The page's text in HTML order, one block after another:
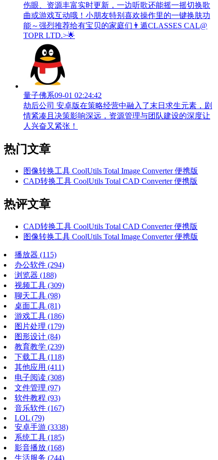
伤眼、资源丰富实时更新，一边听歌还能摇一摇切换歌
曲或游戏互动哦！小朋友特别喜欢操作里的一键换肤功
能～强烈推荐给有宝贝的家庭们👨‍遁️CLASSES CAL@
TOPR LTD.>🌟
量子佛系09-01 02:24:42
劫后公司 安卓版在策略经营中融入了末日求生元素，剧
情紧凑且决策影响深远，资源管理与团队建设的深度让
人兴奋又紧张！
热门文章
图像转换工具 CoolUtils Total Image Converter 便携版
CAD转换工具 CoolUtils Total CAD Converter 便携版
热评文章
CAD转换工具 CoolUtils Total CAD Converter 便携版
图像转换工具 CoolUtils Total Image Converter 便携版
播放器 (115)
办公软件 (294)
浏览器 (188)
视频工具 (309)
聊天工具 (98)
桌面工具 (81)
游戏工具 (186)
图片处理 (179)
图形设计 (84)
教育教学 (239)
下载工具 (118)
其他应用 (411)
电子阅读 (308)
文件管理 (97)
软件教程 (93)
音乐软件 (167)
LOL (79)
安卓手游 (3338)
系统工具 (185)
影音播放 (168)
生活服务 (244)